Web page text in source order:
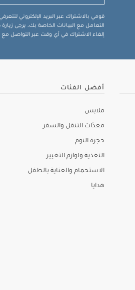
قومي بالاشتراك عبر البريد الإلكتروني
التعامل مع البيانات الخاصة بك، يرجى
إلغاء الاشتراك في أي وقت عبر التواصل مع
أفضل الفئات
ملابس
معدّات التنقل والسفر
حجرة النوم
التغذية ولوازم التغيير
الاستحمام والعناية بالطفل
هدايا